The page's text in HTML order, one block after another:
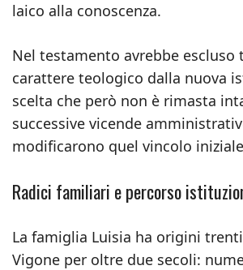
laico alla conoscenza.
Nel testamento avrebbe escluso
carattere teologico dalla nuova
scelta che però non è rimasta
successive vicende
modificarono quel vincolo
Radici familiari e percorso
La famiglia Luisia ha origini
Vigone per oltre due secoli: